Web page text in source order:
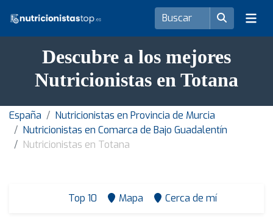
Descubre a los mejores
Nutricionistas en Totana
España
Nutricionistas en Provincia de Murcia
Nutricionistas en Comarca de Bajo Guadalentín
Nutricionistas en Totana
Top 10 Mapa Cerca de mí